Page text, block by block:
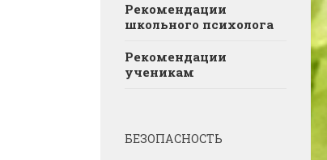
Рекомендации
школьного психолога
Рекомендации
ученикам
БЕЗОПАСНОСТЬ